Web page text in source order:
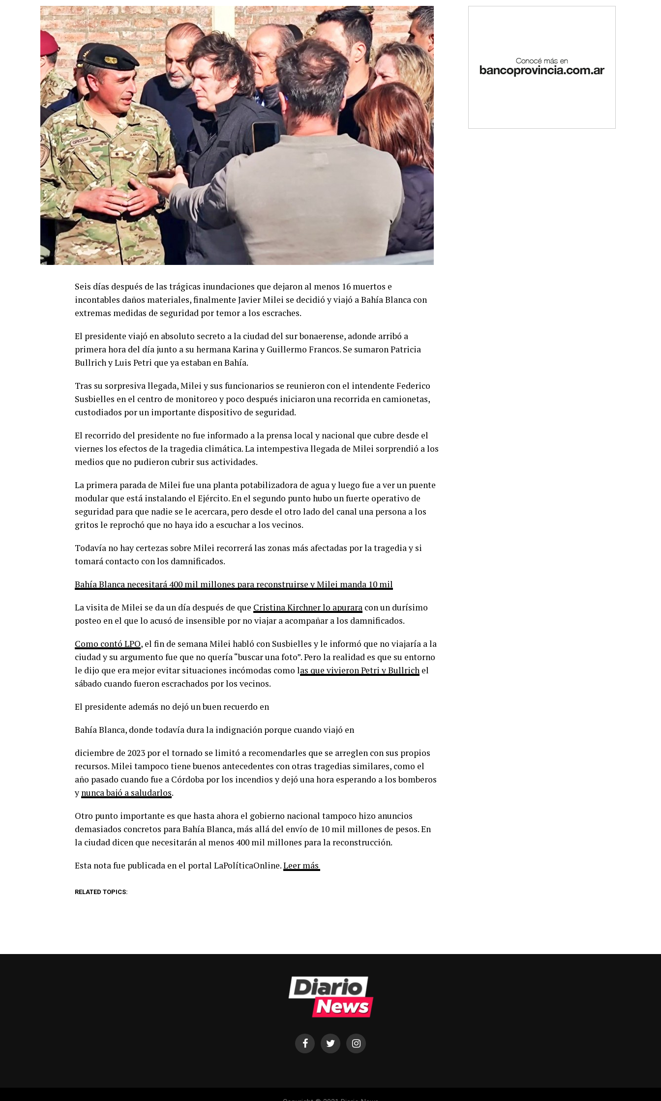
Seis días después de las trágicas inundaciones que dejaron al menos 16 muertos e
incontables daños materiales, finalmente Javier Milei se decidió y viajó a Bahía Blanca con
extremas medidas de seguridad por temor a los escraches.
El presidente viajó en absoluto secreto a la ciudad del sur bonaerense, adonde arribó a
primera hora del día junto a su hermana Karina y Guillermo Francos. Se sumaron Patricia
Bullrich y Luis Petri que ya estaban en Bahía.
Tras su sorpresiva llegada, Milei y sus funcionarios se reunieron con el intendente Federico
Susbielles en el centro de monitoreo y poco después iniciaron una recorrida en camionetas,
custodiados por un importante dispositivo de seguridad.
El recorrido del presidente no fue informado a la prensa local y nacional que cubre desde el
viernes los efectos de la tragedia climática. La intempestiva llegada de Milei sorprendió a los
medios que no pudieron cubrir sus actividades.
La primera parada de Milei fue una planta potabilizadora de agua y luego fue a ver un puente
modular que está instalando el Ejército. En el segundo punto hubo un fuerte operativo de
seguridad para que nadie se le acercara, pero desde el otro lado del canal una persona a los
gritos le reprochó que no haya ido a escuchar a los vecinos.
Todavía no hay certezas sobre Milei recorrerá las zonas más afectadas por la tragedia y si
tomará contacto con los damnificados.
Bahía Blanca necesitará 400 mil millones para reconstruirse y Milei manda 10 mil
La visita de Milei se da un día después de que Cristina Kirchner lo apurara con un durísimo
posteo en el que lo acusó de insensible por no viajar a acompañar a los damnificados.
Como contó LPO, el fin de semana Milei habló con Susbielles y le informó que no viajaría a la
ciudad y su argumento fue que no quería “buscar una foto”. Pero la realidad es que su entorno
le dijo que era mejor evitar situaciones incómodas como las que vivieron Petri y Bullrich el
sábado cuando fueron escrachados por los vecinos.
El presidente además no dejó un buen recuerdo en
Bahía Blanca, donde todavía dura la indignación porque cuando viajó en
diciembre de 2023 por el tornado se limitó a recomendarles que se arreglen con sus propios
recursos. Milei tampoco tiene buenos antecedentes con otras tragedias similares, como el
año pasado cuando fue a Córdoba por los incendios y dejó una hora esperando a los bomberos
y nunca bajó a saludarlos.
Otro punto importante es que hasta ahora el gobierno nacional tampoco hizo anuncios
demasiados concretos para Bahía Blanca, más allá del envío de 10 mil millones de pesos. En
la ciudad dicen que necesitarán al menos 400 mil millones para la reconstrucción.
Esta nota fue publicada en el portal LaPolíticaOnline.Leer más
RELATED TOPICS: